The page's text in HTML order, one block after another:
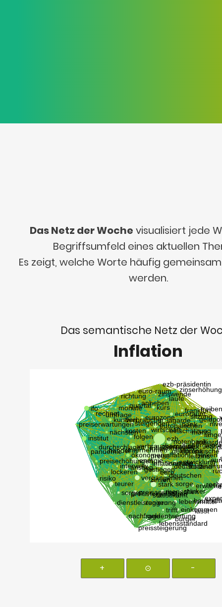
Das Netz der Woche visualisiert jede
Begriffsumfeld eines aktuellen
Es zeigt, welche Worte häufig
werden.
Das semantische Netz der
Inflation
+ ⊙ -